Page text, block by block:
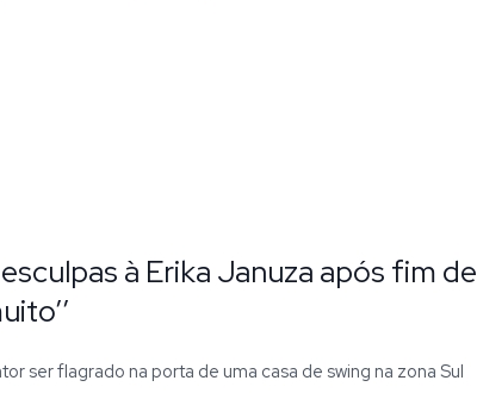
à Erika Januza após fim de
ser flagrado na porta de uma casa de swing na zona Sul